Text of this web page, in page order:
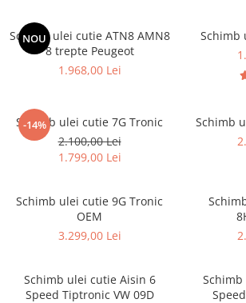
NOU
Schimb ulei cutie ATN8 AMN8
8 trepte Peugeot
1.968,00 Lei
Schimb
-14%
Schimb ulei cutie 7G Tronic
2.100,00 Lei
1.799,00 Lei
Schimb
Schimb ulei cutie 9G Tronic
OEM
3.299,00 Lei
Schimb ulei cutie Aisin 6
Speed Tiptronic VW 09D